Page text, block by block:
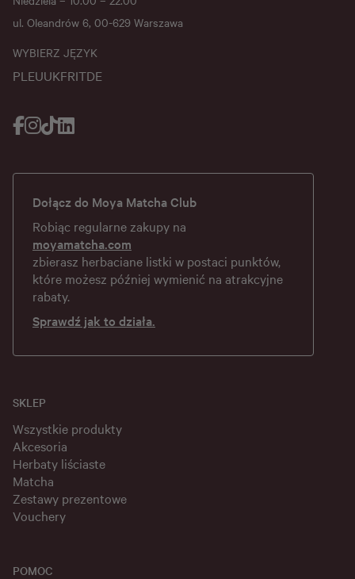
ul. Oleandrów 6, 00-629 Warszawa
WYBIERZ JĘZYK
PL EUUKFRITDE
SKLEP
Wszystkie produkty
Akcesoria
Herbaty liściaste
Matcha
Zestawy prezentowe
Vouchery
POMOC
Dołącz do Moya Matcha Club
Robiąc regularne zakupy na
moyamatcha.com
zbierasz herbaciane listki w postaci punktów,
które możesz później wymienić na atrakcyjne
rabaty.
Sprawdź jak to działa.